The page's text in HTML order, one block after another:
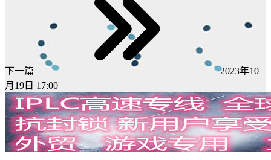
下一篇
2023年10
月19日 17:00